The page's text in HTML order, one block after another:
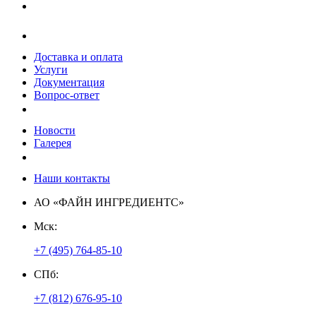
Доставка и оплата
Услуги
Документация
Вопрос-ответ
Новости
Галерея
Наши контакты
АО «ФАЙН ИНГРЕДИЕНТС»
Мск:
+7 (495) 764-85-10
СПб:
+7 (812) 676-95-10